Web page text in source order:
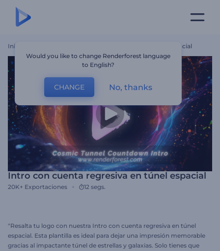
Inicio Intro Con Cuenta Regresiva En Túnel Espacial
Intro con cuenta regresiva en túnel espacial
20K+ Exportaciones 12 segs.
"Resalta tu logo con nuestra Intro con cuenta regresiva en túnel
espacial. Esta plantilla es ideal para dejar una impresión memorable
gracias al impactante túnel de estrellas y galaxias. Solo tienes que
Would you like to change Renderforest language
to English?
CHANGE No, thanks